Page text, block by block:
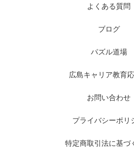
よくある質問
ブログ
パズル道場
広島キャリア教育
お問い合わせ
プライバシーポリ
特定商取引法に基づ